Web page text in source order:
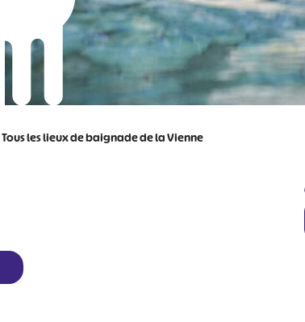
Tous les lieux de baignade de la Vienne